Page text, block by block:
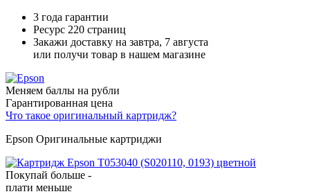
3 года гарантии
Ресурс 220 страниц
Закажи доставку на завтра, 7 августа
или получи товар в нашем магазине
Меняем баллы на рубли
Гарантированная цена
Что такое оригинальный картридж?
Epson Оригинальные картриджи
Покупай больше -
плати меньше